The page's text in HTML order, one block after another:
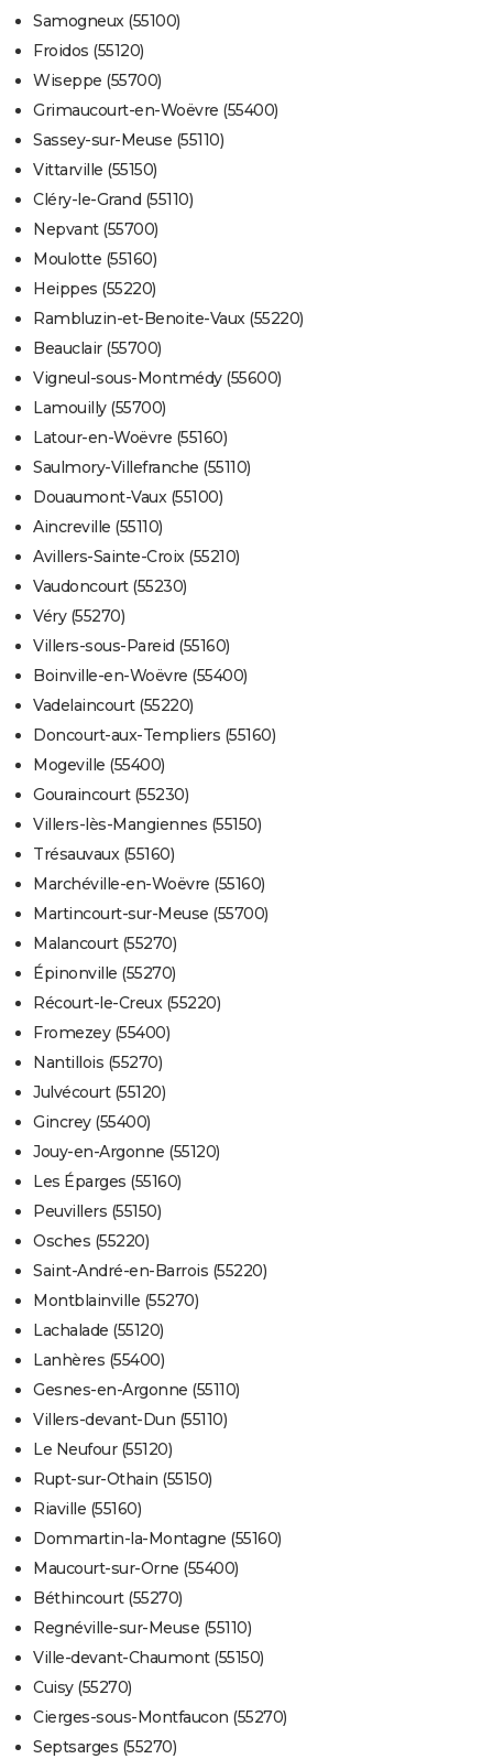
Samogneux (55100)
Froidos (55120)
Wiseppe (55700)
Grimaucourt-en-Woëvre (55400)
Sassey-sur-Meuse (55110)
Vittarville (55150)
Cléry-le-Grand (55110)
Nepvant (55700)
Moulotte (55160)
Heippes (55220)
Rambluzin-et-Benoite-Vaux (55220)
Beauclair (55700)
Vigneul-sous-Montmédy (55600)
Lamouilly (55700)
Latour-en-Woëvre (55160)
Saulmory-Villefranche (55110)
Douaumont-Vaux (55100)
Aincreville (55110)
Avillers-Sainte-Croix (55210)
Vaudoncourt (55230)
Véry (55270)
Villers-sous-Pareid (55160)
Boinville-en-Woëvre (55400)
Vadelaincourt (55220)
Doncourt-aux-Templiers (55160)
Mogeville (55400)
Gouraincourt (55230)
Villers-lès-Mangiennes (55150)
Trésauvaux (55160)
Marchéville-en-Woëvre (55160)
Martincourt-sur-Meuse (55700)
Malancourt (55270)
Épinonville (55270)
Récourt-le-Creux (55220)
Fromezey (55400)
Nantillois (55270)
Julvécourt (55120)
Gincrey (55400)
Jouy-en-Argonne (55120)
Les Éparges (55160)
Peuvillers (55150)
Osches (55220)
Saint-André-en-Barrois (55220)
Montblainville (55270)
Lachalade (55120)
Lanhères (55400)
Gesnes-en-Argonne (55110)
Villers-devant-Dun (55110)
Le Neufour (55120)
Rupt-sur-Othain (55150)
Riaville (55160)
Dommartin-la-Montagne (55160)
Maucourt-sur-Orne (55400)
Béthincourt (55270)
Regnéville-sur-Meuse (55110)
Ville-devant-Chaumont (55150)
Cuisy (55270)
Cierges-sous-Montfaucon (55270)
Septsarges (55270)